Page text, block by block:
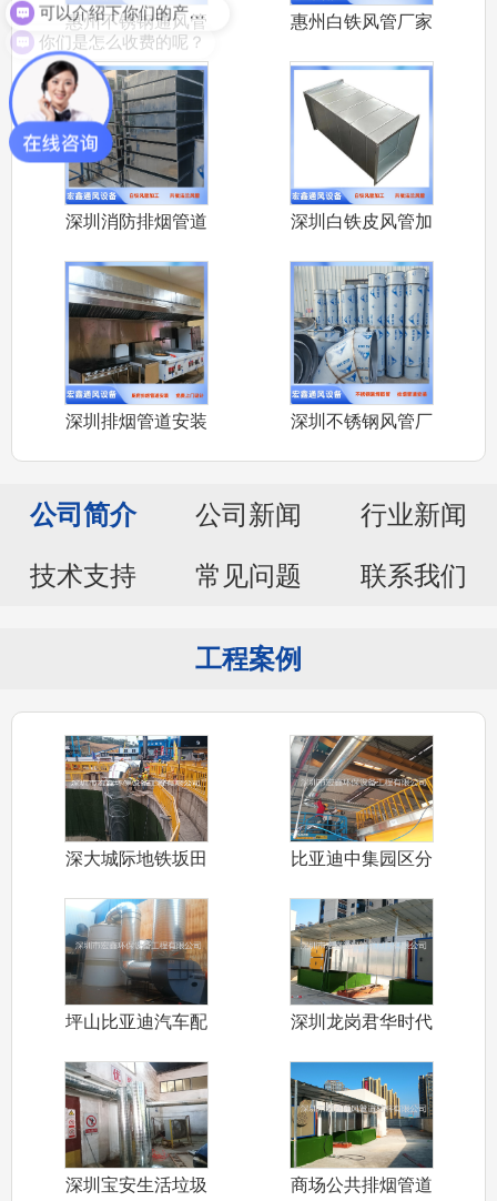
惠州不锈钢通风管
惠州做不锈
惠州白铁风管厂家
深圳消防排烟管道
深圳白铁皮风管加
深圳排烟管道安装
深圳不锈钢风管厂
公司简介 公司新闻 行业新闻
技术支持 常见问题 联系我们
工程案例
深大城际地铁坂田
比亚迪中集园区分
坪山比亚迪汽车配
深圳龙岗君华时代
深圳宝安生活垃圾 商场公共排烟管道
你们是怎么收费的呢？